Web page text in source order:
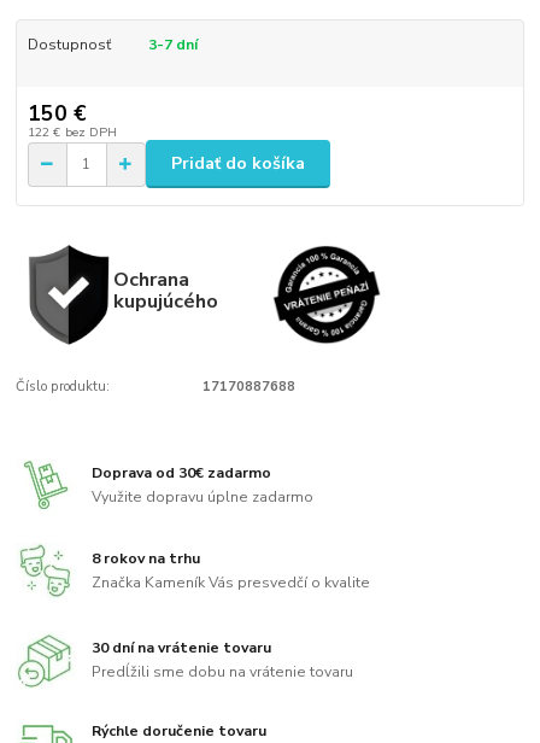
Dostupnosť 3-7 dní
150 €
122 € bez DPH
Pridať do košíka
Ochrana
kupujúcého
Číslo produktu: 17170887688
Doprava od 30€ zadarmo
Využite dopravu úplne zadarmo
8 rokov na trhu
Značka Kameník Vás presvedčí o kvalite
30 dní na vrátenie tovaru
Predĺžili sme dobu na vrátenie tovaru
Rýchle doručenie tovaru